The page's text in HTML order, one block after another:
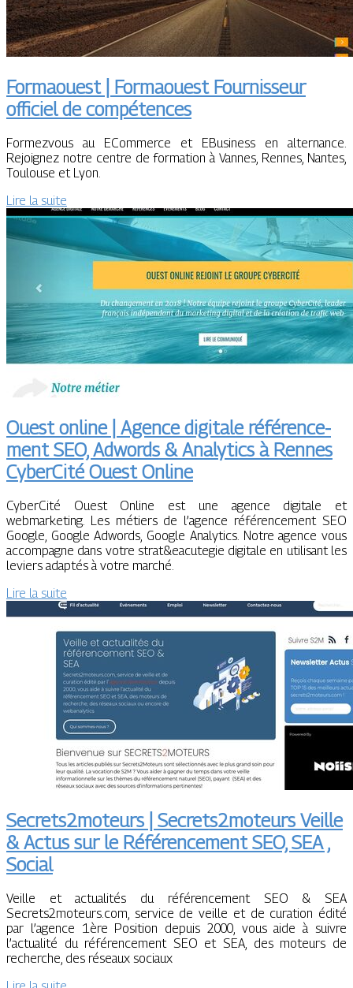
Formaouest | Formaouest Fournisseur
officiel de compétences
Formezvous au ECommerce et EBusiness en alternance.
Rejoignez notre centre de formation à Vannes, Rennes, Nantes,
Toulouse et Lyon.
Lire la suite
Ouest online | Agence digitale référen­ce­
ment SEO, Adwords & Analytics à Rennes
CyberCité Ouest Online
CyberCité Ouest Online est une agence digitale et
webmarketing. Les métiers de l’agence référencement SEO
Google, Google Adwords, Google Analytics. Notre agence vous
accompagne dans votre strat&eacutegie digitale en utilisant les
leviers adaptés à votre marché.
Lire la suite
Secrets2moteurs | Secrets2moteurs Veille
& Actus sur le Référen­ce­ment SEO, SEA ,
Social
Veille et actualités du référencement SEO & SEA
Secrets2moteurs.com, service de veille et de curation édité
par l’agence 1ère Position depuis 2000, vous aide à suivre
l’actualité du référencement SEO et SEA, des moteurs de
recherche, des réseaux sociaux